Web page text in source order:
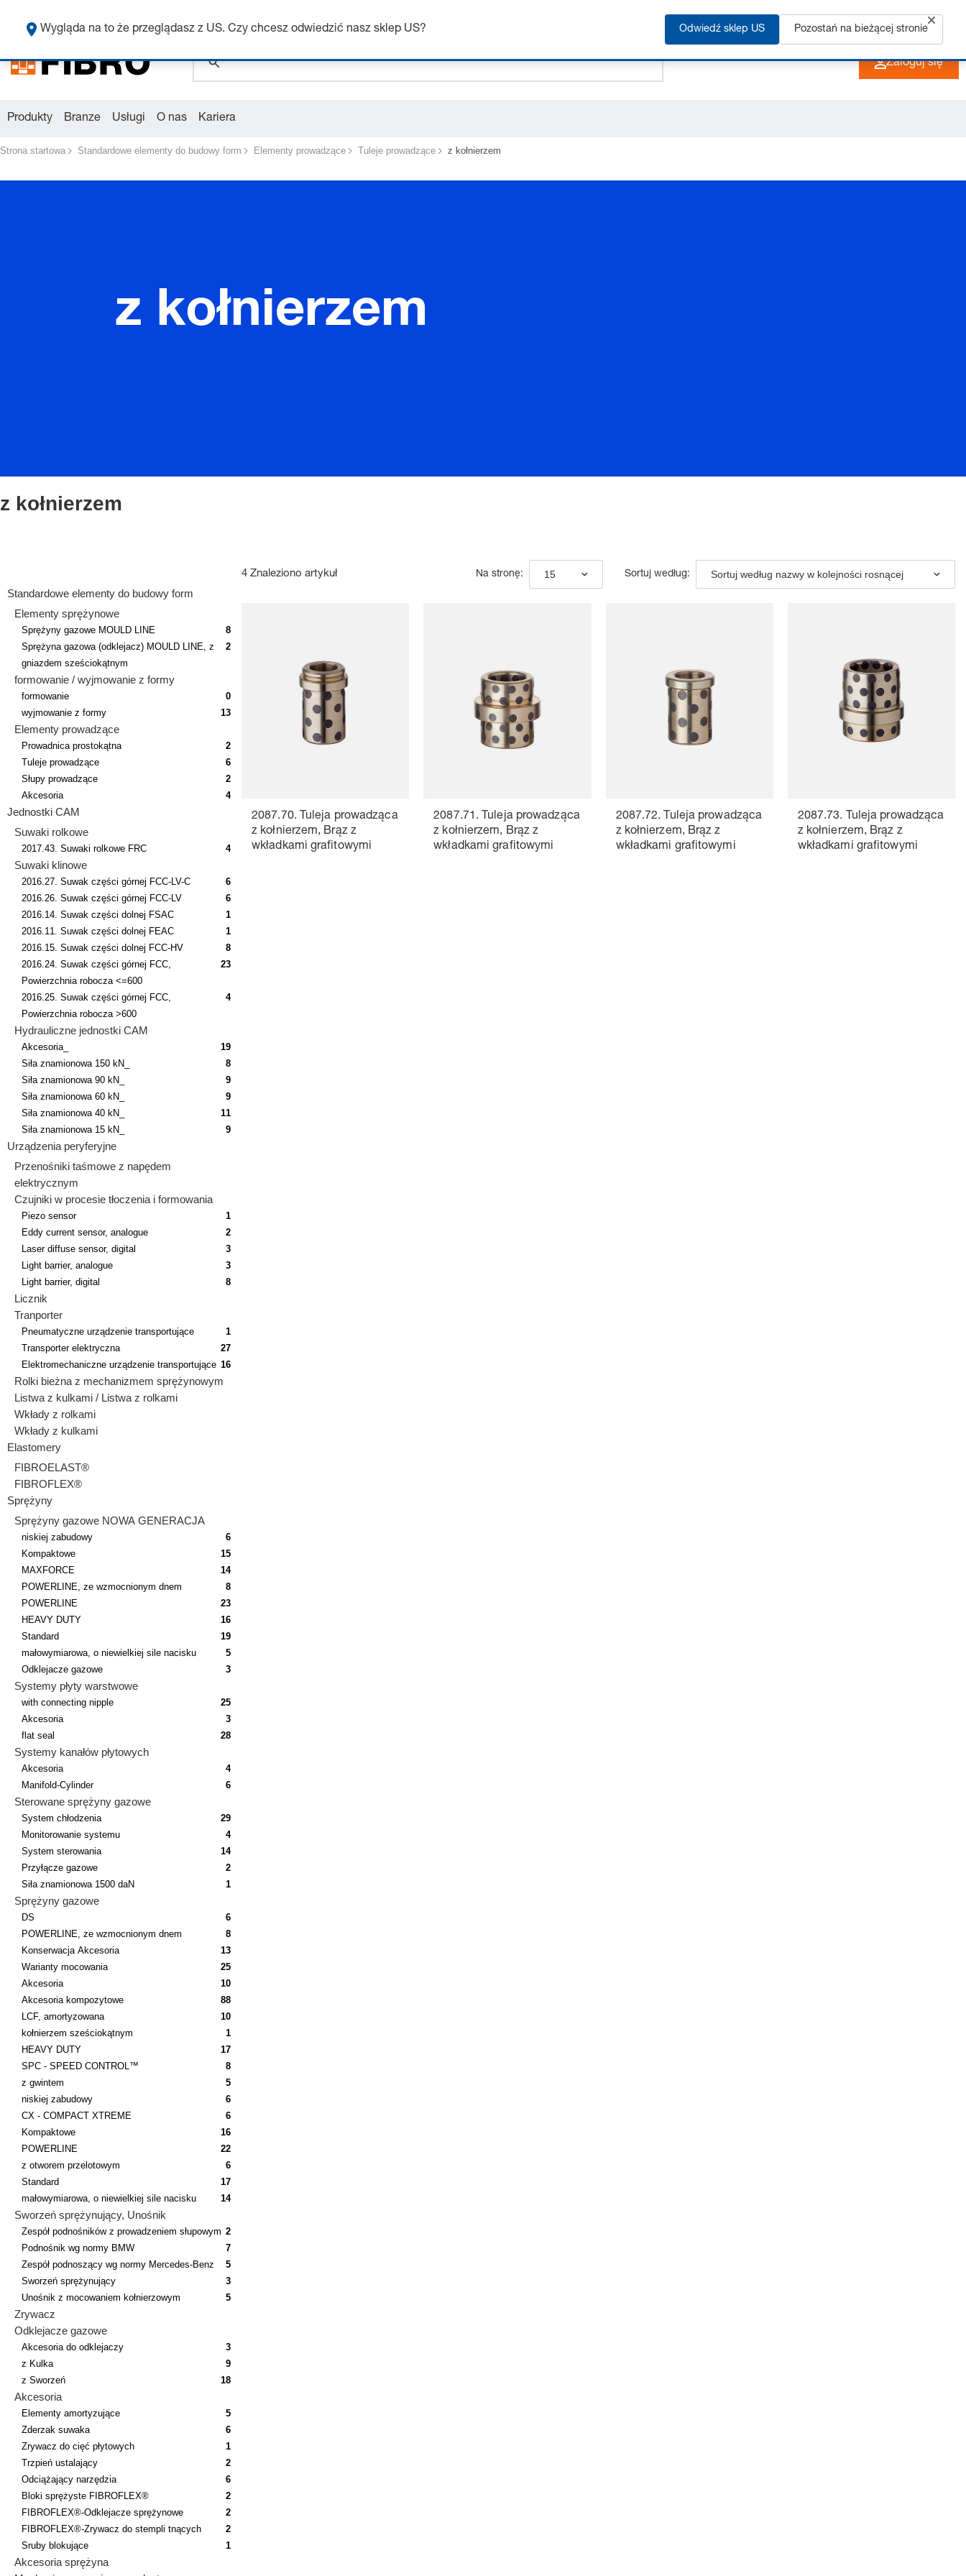
+48 33 480 22 10 PL
global.search.placeholder.name
Zaloguj się
Produkty Branze Usługi O nas Kariera
Strona startowa Standardowe elementy do budowy form Elementy prowadzące Tuleje prowadzące z kołnierzem
z kołnierzem
z kołnierzem
Standardowe elementy do budowy form
Elementy sprężynowe
Sprężyny gazowe MOULD LINE
8
Sprężyna gazowa (odklejacz) MOULD LINE, z
gniazdem sześciokątnym
2
formowanie / wyjmowanie z formy
formowanie
0
wyjmowanie z formy
13
Elementy prowadzące
Prowadnica prostokątna
2
Tuleje prowadzące
6
Słupy prowadzące
2
Akcesoria
4
Jednostki CAM
Suwaki rolkowe
2017.43. Suwaki rolkowe FRC 4
Suwaki klinowe
2016.27. Suwak części górnej FCC-LV-C
6
2016.26. Suwak części górnej FCC-LV
6
2016.14. Suwak części dolnej FSAC
1
2016.11. Suwak części dolnej FEAC
1
2016.15. Suwak części dolnej FCC-HV
8
2016.24. Suwak części górnej FCC,
Powierzchnia robocza <=600
23
2016.25. Suwak części górnej FCC,
Powierzchnia robocza >600
4
Hydrauliczne jednostki CAM
Akcesoria_
19
Siła znamionowa 150 kN_
8
Siła znamionowa 90 kN_
9
Siła znamionowa 60 kN_
9
Siła znamionowa 40 kN_
11
Siła znamionowa 15 kN_
9
Urządzenia peryferyjne
Przenośniki taśmowe z napędem
elektrycznym
Czujniki w procesie tłoczenia i formowania
Piezo sensor
1
Eddy current sensor, analogue
2
Laser diffuse sensor, digital
3
Light barrier, analogue
3
Light barrier, digital
8
Licznik
Tranporter
Pneumatyczne urządzenie transportujące
1
Transporter elektryczna
27
Elektromechaniczne urządzenie transportujące 16
Rolki bieżna z mechanizmem sprężynowym
Listwa z kulkami / Listwa z rolkami
Wkłady z rolkami
Wkłady z kulkami
Elastomery
FIBROELAST®
FIBROFLEX®
Sprężyny
Sprężyny gazowe NOWA GENERACJA
niskiej zabudowy
6
Kompaktowe
15
MAXFORCE
14
POWERLINE, ze wzmocnionym dnem
8
POWERLINE
23
HEAVY DUTY
16
Standard
19
małowymiarowa, o niewielkiej sile nacisku
5
Odklejacze gazowe
3
Systemy płyty warstwowe
with connecting nipple
25
Akcesoria
3
flat seal
28
Systemy kanałów płytowych
Akcesoria
4
Manifold-Cylinder
6
Sterowane sprężyny gazowe
System chłodzenia
29
Monitorowanie systemu
4
System sterowania
14
Przyłącze gazowe
2
Siła znamionowa 1500 daN
1
Sprężyny gazowe
DS
6
POWERLINE, ze wzmocnionym dnem
8
Konserwacja Akcesoria
13
Warianty mocowania
25
Akcesoria
10
Akcesoria kompozytowe
88
LCF, amortyzowana
10
kołnierzem sześciokątnym
1
HEAVY DUTY
17
SPC - SPEED CONTROL™
8
z gwintem
5
niskiej zabudowy
6
CX - COMPACT XTREME
6
Kompaktowe
16
POWERLINE
22
z otworem przelotowym
6
Standard
17
małowymiarowa, o niewielkiej sile nacisku
14
Sworzeń sprężynujący, Unośnik
Zespół podnośników z prowadzeniem słupowym 2
Podnośnik wg normy BMW
7
Zespół podnoszący wg normy Mercedes-Benz
5
Sworzeń sprężynujący
3
Unośnik z mocowaniem kołnierzowym
5
Zrywacz
Odklejacze gazowe
Akcesoria do odklejaczy
3
z Kulka
9
z Sworzeń
18
Akcesoria
Elementy amortyzujące
5
Zderzak suwaka
6
Zrywacz do cięć płytowych
1
Trzpień ustalający
2
Odciążający narzędzia
6
Bloki sprężyste FIBROFLEX®
2
FIBROFLEX®-Odklejacze sprężynowe
2
FIBROFLEX®-Zrywacz do stempli tnących
2
Sruby blokujące
1
Akcesoria sprężyna
4 Znaleziono artykuł Na stronę: 15 Sortuj według: Sortuj według nazwy w kolejności rosnącej
2087.70. Tuleja prowadząca
z kołnierzem, Brąz z
wkładkami grafitowymi
2087.71. Tuleja prowadząca
z kołnierzem, Brąz z
wkładkami grafitowymi
2087.72. Tuleja prowadząca
z kołnierzem, Brąz z
wkładkami grafitowymi
2087.73. Tuleja prowadząca
z kołnierzem, Brąz z
wkładkami grafitowymi
Wygląda na to że przeglądasz z US. Czy chcesz odwiedzić nasz sklep US? Odwiedź sklep US Pozostań na bieżącej stronie